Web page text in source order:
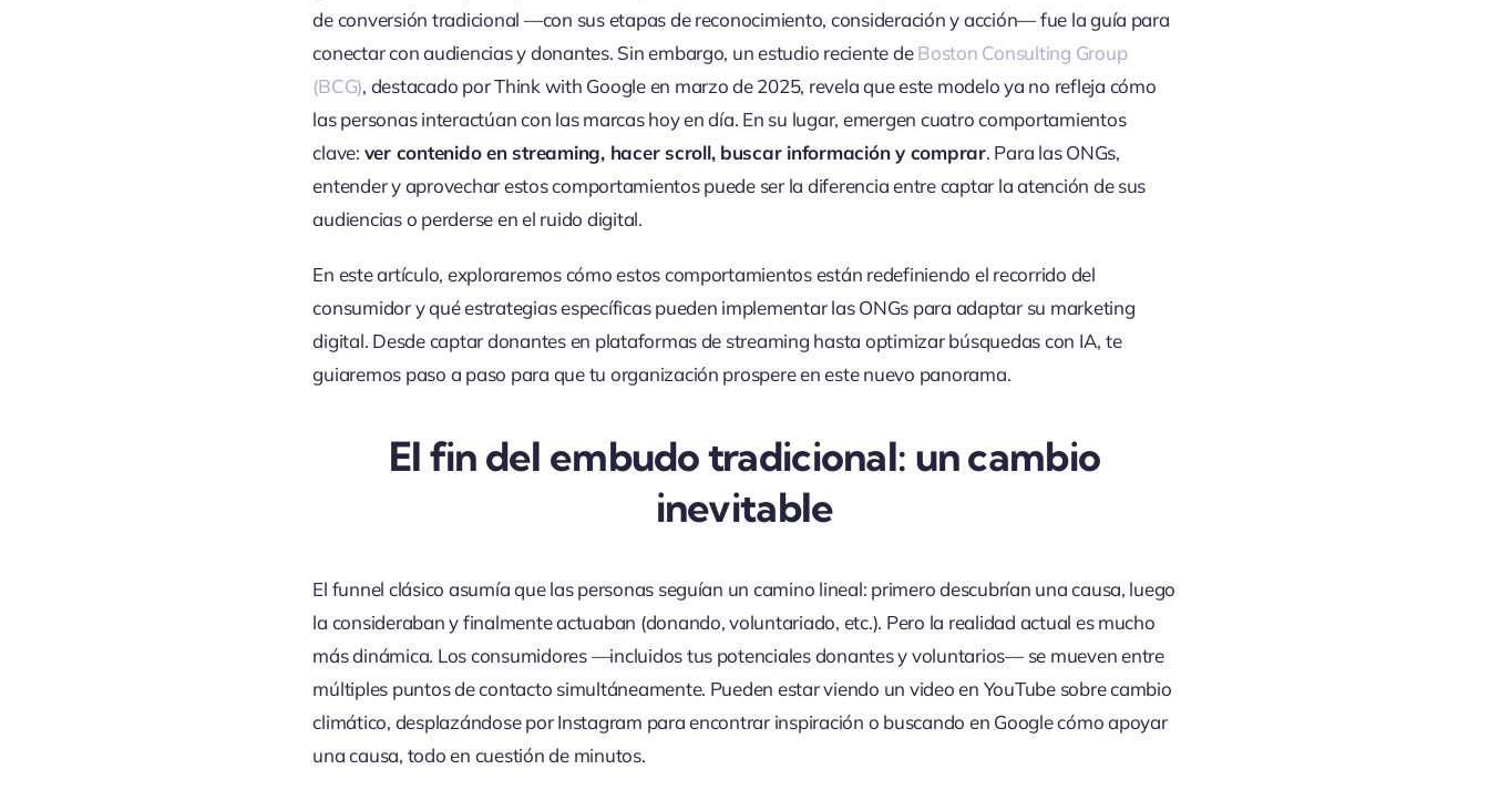
de conversión tradicional —con sus etapas de reconocimiento, consideración y acción— fue la guía para
conectar con audiencias y donantes. Sin embargo, un estudio reciente deBoston Consulting Group
(BCG), destacado por Think with Google en marzo de 2025, revela que este modelo ya no refleja cómo
las personas interactúan con las marcas hoy en día. En su lugar, emergen cuatro comportamientos
clave: ver contenido en streaming, hacer scroll, buscar información y comprar. Para las ONGs,
entender y aprovechar estos comportamientos puede ser la diferencia entre captar la atención de sus
audiencias o perderse en el ruido digital.
En este artículo, exploraremos cómo estos comportamientos están redefiniendo el recorrido del
consumidor y qué estrategias específicas pueden implementar las ONGs para adaptar su marketing
digital. Desde captar donantes en plataformas de streaming hasta optimizar búsquedas con IA, te
guiaremos paso a paso para que tu organización prospere en este nuevo panorama.
El fin del embudo tradicional: un cambio
inevitable
El funnel clásico asumía que las personas seguían un camino lineal: primero descubrían una causa, luego
la consideraban y finalmente actuaban (donando, voluntariado, etc.). Pero la realidad actual es mucho
más dinámica. Los consumidores —incluidos tus potenciales donantes y voluntarios— se mueven entre
múltiples puntos de contacto simultáneamente. Pueden estar viendo un video en YouTube sobre cambio
climático, desplazándose por Instagram para encontrar inspiración o buscando en Google cómo apoyar
una causa, todo en cuestión de minutos.